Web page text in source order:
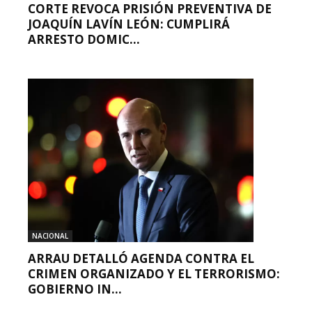
CORTE REVOCA PRISIÓN PREVENTIVA DE
JOAQUÍN LAVÍN LEÓN: CUMPLIRÁ
ARRESTO DOMIC...
NACIONAL
ARRAU DETALLÓ AGENDA CONTRA EL
CRIMEN ORGANIZADO Y EL TERRORISMO:
GOBIERNO IN...